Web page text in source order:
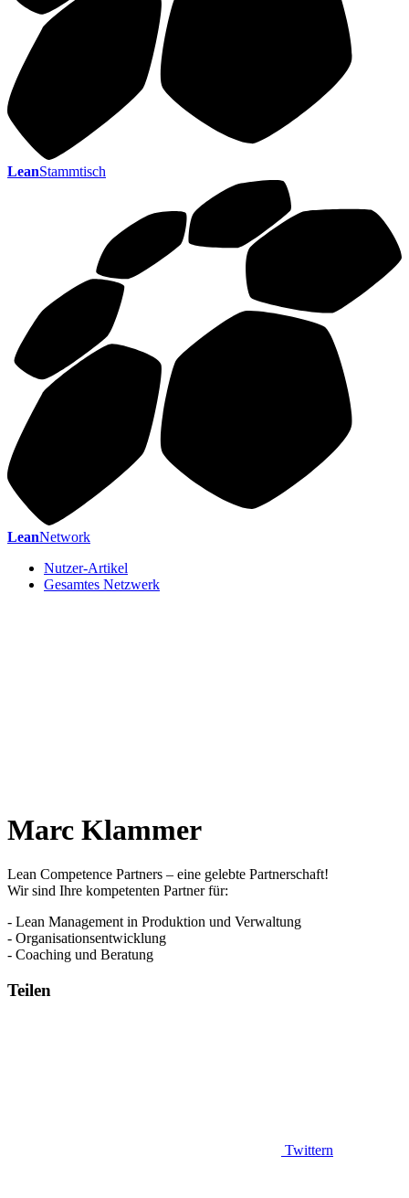
LeanStammtisch
LeanNetwork
Nutzer-Artikel
Gesamtes Netzwerk
Marc Klammer
Lean Competence Partners – eine gelebte Partnerschaft!
Wir sind Ihre kompetenten Partner für:
- Lean Management in Produktion und Verwaltung
- Organisationsentwicklung
- Coaching und Beratung
Teilen
Twittern